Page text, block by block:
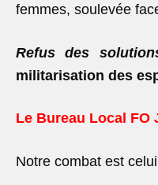
femmes, soulevée
Refus des
militarisation des
Le Bureau Local FO
Notre combat est